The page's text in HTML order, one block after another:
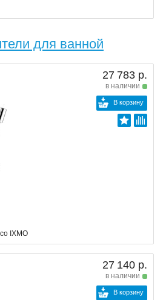
для ванной
27 783 р.
в наличии
В корзину
IXMO
27 140 р.
в наличии
В корзину